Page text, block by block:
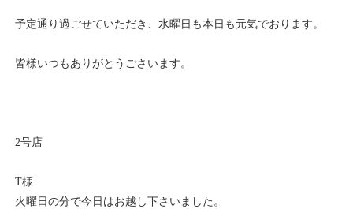
予定通り過ごせていただき、水曜日も本日も元気でおります。
皆様いつもありがとうごさいます。
2号店
T様
火曜日の分で今日はお越し下さいました。